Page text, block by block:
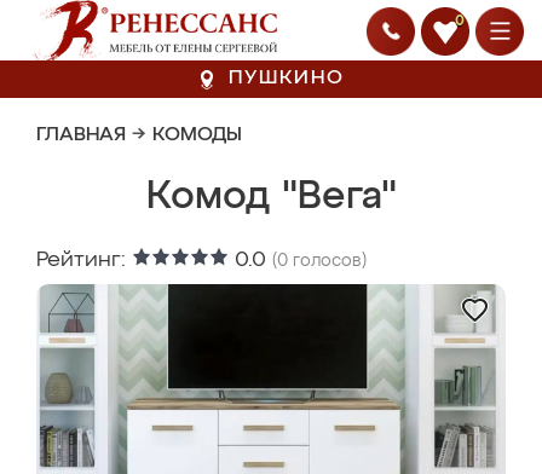
0
ПУШКИНО
ГЛАВНАЯ → КОМОДЫ
Комод "Вега"
Рейтинг: 0.0 (0 голосов)